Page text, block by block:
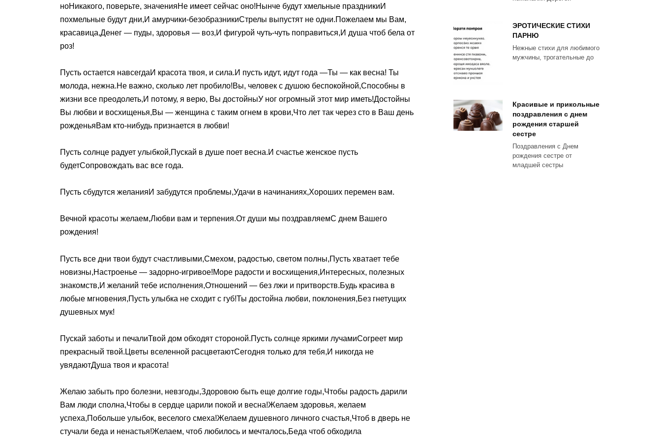
ноНикакого, поверьте, значенияНе имеет сейчас оно!Нынче будут хмельные праздникиИ
похмельные будут дни,И амурчики-безобразникиСтрелы выпустят не одни.Пожелаем мы Вам,
красавица,Денег — пуды, здоровья — воз,И фигурой чуть-чуть поправиться,И душа чтоб бела от
роз!
Пусть остается навсегдаИ красота твоя, и сила.И пусть идут, идут года —Ты — как весна! Ты
молода, нежна.Не важно, сколько лет пробило!Вы, человек с душою беспокойной,Способны в
жизни все преодолеть,И потому, я верю, Вы достойныУ ног огромный этот мир иметь!Достойны
Вы любви и восхищенья,Вы — женщина с таким огнем в крови,Что лет так через сто в Ваш день
рожденьяВам кто-нибудь признается в любви!
Пусть солнце радует улыбкой,Пускай в душе поет весна.И счастье женское пусть
будетСопровождать вас все года.
Пусть сбудутся желанияИ забудутся проблемы,Удачи в начинаниях,Хороших перемен вам.
Вечной красоты желаем,Любви вам и терпения.От души мы поздравляемС днем Вашего
рождения!
Пусть все дни твои будут счастливыми,Смехом, радостью, светом полны,Пусть хватает тебе
новизны,Настроенье — задорно-игривое!Море радости и восхищения,Интересных, полезных
знакомств,И желаний тебе исполнения,Отношений — без лжи и притворств.Будь красива в
любые мгновения,Пусть улыбка не сходит с губ!Ты достойна любви, поклонения,Без гнетущих
душевных мук!
Пускай заботы и печалиТвой дом обходят стороной.Пусть солнце яркими лучамиСогреет мир
прекрасный твой.Цветы вселенной расцветаютСегодня только для тебя,И никогда не
увядаютДуша твоя и красота!
Желаю забыть про болезни, невзгоды,Здоровою быть еще долгие годы,Чтобы радость дарили
Вам люди сполна,Чтобы в сердце царили покой и весна!Желаем здоровья, желаем
успеха,Побольше улыбок, веселого смеха!Желаем душевного личного счастья,Чтоб в дверь не
стучали беда и ненастья!Желаем, чтоб любилось и мечталось,Беда чтоб обходила
ЭРОТИЧЕСКИЕ СТИХИ
ПАРНЮ
Нежные стихи для любимого
мужчины, трогательные до
Красивые и прикольные
поздравления с днем
рождения старшей
сестре
Поздравления с Днем
рождения сестре от
младшей сестры